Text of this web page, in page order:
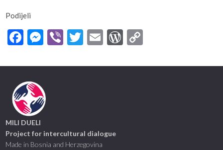
Podijeli
Facebook
Messenger
ViberTwitter
EmailWordPress
MILI DUELI
Project for intercultural dialogue
Made in Bosnia and Herzegovina